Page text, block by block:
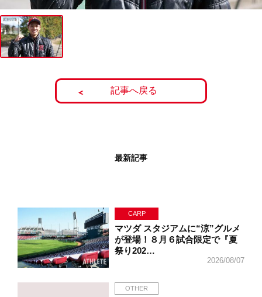
記事へ戻る
最新記事
CARP
マツダ スタジアムに“涼”グルメ
が登場！８月６試合限定で『夏
祭り202…
2026/08/07
OTHER